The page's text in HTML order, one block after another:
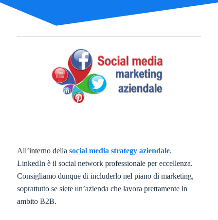
All’interno della social media strategy aziendale,
LinkedIn è il social network professionale per eccellenza.
Consigliamo dunque di includerlo nel piano di marketing,
soprattutto se siete un’azienda che lavora prettamente in
ambito B2B.